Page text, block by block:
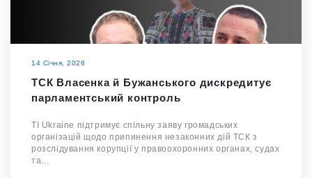
14 Січня, 2026
ТСК Власенка й Бужанського дискредитує
парламентський контроль
TI Ukraine підтримує спільну заяву громадських
організацій щодо припинення незаконних дій ТСК з
розслідування корупції у правоохоронних органах, судах
та…